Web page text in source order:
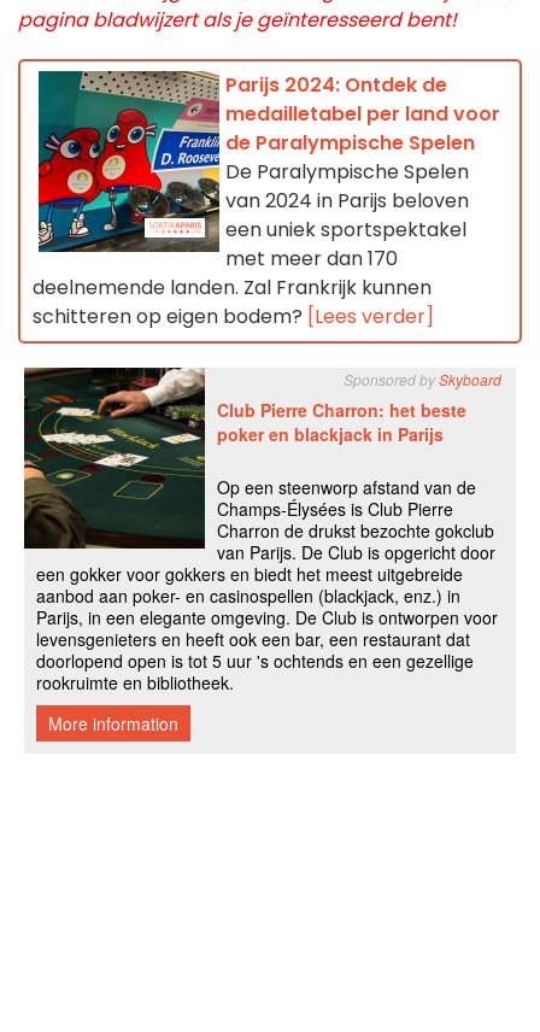
pagina bladwijzert als je geïnteresseerd bent!
Parijs 2024: Ontdek de
medailletabel per land voor
de Paralympische Spelen
De Paralympische Spelen
van 2024 in Parijs beloven
een uniek sportspektakel
met meer dan 170
deelnemende landen. Zal Frankrijk kunnen
schitteren op eigen bodem? [Lees verder]